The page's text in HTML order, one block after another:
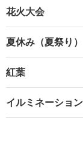
花火大会
夏休み（夏祭り）
紅葉
イルミネーション